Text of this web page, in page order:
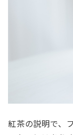
紅茶の説明で、